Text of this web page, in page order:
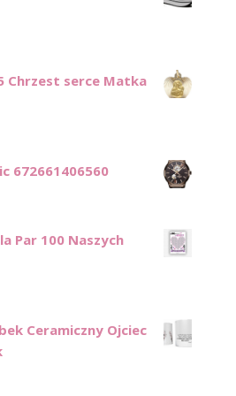
Chrzest serce Matka
672661406560
Par 100 Naszych
Ceramiczny Ojciec